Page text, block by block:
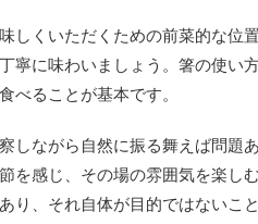
しくいただくための前菜的な位
寧に味わいましょう。箸の使い
べることが基本です。
しながら自然に振る舞えば問題
を感じ、その場の雰囲気を楽し
り、それ自体が目的ではないこ